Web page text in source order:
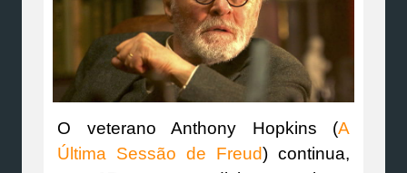
O veterano Anthony Hopkins (A
Última Sessão de Freud) continua,